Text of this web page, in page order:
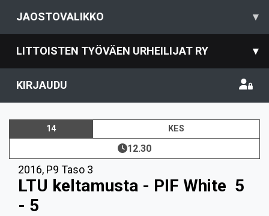
JAOSTOVALIKKO ▾
LITTOISTEN TYÖVÄEN URHEILIJAT RY ▾
KIRJAUDU
14 KES
12.30
2016, P9 Taso 3
LTU keltamusta - PIF White 5
- 5